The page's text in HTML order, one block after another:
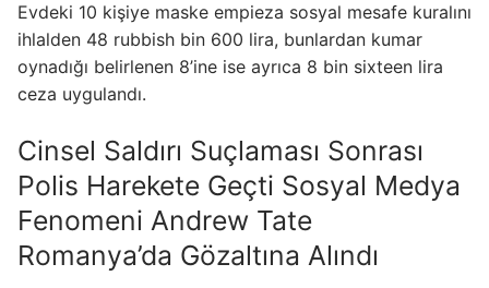
Evdeki 10 kişiye maske empieza sosyal mesafe kuralını
ihlalden 48 rubbish bin 600 lira, bunlardan kumar
oynadığı belirlenen 8’ine ise ayrıca 8 bin sixteen lira
ceza uygulandı.
Cinsel Saldırı Suçlaması Sonrası
Polis Harekete Geçti Sosyal Medya
Fenomeni Andrew Tate
Romanya’da Gözaltına Alındı